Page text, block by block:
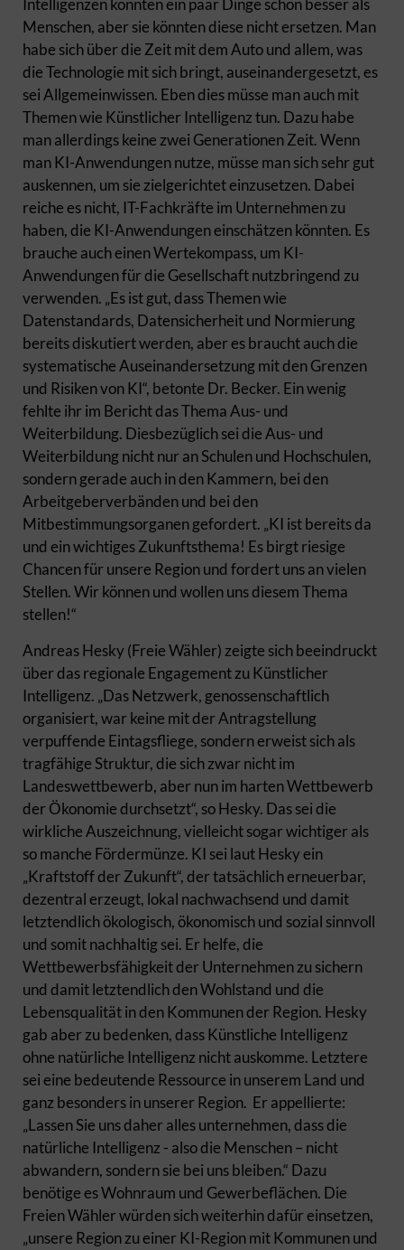
Intelligenzen könnten ein paar Dinge schon besser als
Menschen, aber sie könnten diese nicht ersetzen. Man
habe sich über die Zeit mit dem Auto und allem, was
die Technologie mit sich bringt, auseinandergesetzt, es
sei Allgemeinwissen. Eben dies müsse man auch mit
Themen wie Künstlicher Intelligenz tun. Dazu habe
man allerdings keine zwei Generationen Zeit. Wenn
man KI-Anwendungen nutze, müsse man sich sehr gut
auskennen, um sie zielgerichtet einzusetzen. Dabei
reiche es nicht, IT-Fachkräfte im Unternehmen zu
haben, die KI-Anwendungen einschätzen könnten. Es
brauche auch einen Wertekompass, um KI-
Anwendungen für die Gesellschaft nutzbringend zu
verwenden. „Es ist gut, dass Themen wie
Datenstandards, Datensicherheit und Normierung
bereits diskutiert werden, aber es braucht auch die
systematische Auseinandersetzung mit den Grenzen
und Risiken von KI“, betonte Dr. Becker. Ein wenig
fehlte ihr im Bericht das Thema Aus- und
Weiterbildung. Diesbezüglich sei die Aus- und
Weiterbildung nicht nur an Schulen und Hochschulen,
sondern gerade auch in den Kammern, bei den
Arbeitgeberverbänden und bei den
Mitbestimmungsorganen gefordert. „KI ist bereits da
und ein wichtiges Zukunftsthema! Es birgt riesige
Chancen für unsere Region und fordert uns an vielen
Stellen. Wir können und wollen uns diesem Thema
stellen!“
Andreas Hesky (Freie Wähler) zeigte sich beeindruckt
über das regionale Engagement zu Künstlicher
Intelligenz. „Das Netzwerk, genossenschaftlich
organisiert, war keine mit der Antragstellung
verpuffende Eintagsfliege, sondern erweist sich als
tragfähige Struktur, die sich zwar nicht im
Landeswettbewerb, aber nun im harten Wettbewerb
der Ökonomie durchsetzt“, so Hesky. Das sei die
wirkliche Auszeichnung, vielleicht sogar wichtiger als
so manche Fördermünze. KI sei laut Hesky ein
„Kraftstoff der Zukunft“, der tatsächlich erneuerbar,
dezentral erzeugt, lokal nachwachsend und damit
letztendlich ökologisch, ökonomisch und sozial sinnvoll
und somit nachhaltig sei. Er helfe, die
Wettbewerbsfähigkeit der Unternehmen zu sichern
und damit letztendlich den Wohlstand und die
Lebensqualität in den Kommunen der Region. Hesky
gab aber zu bedenken, dass Künstliche Intelligenz
ohne natürliche Intelligenz nicht auskomme. Letztere
sei eine bedeutende Ressource in unserem Land und
ganz besonders in unserer Region. Er appellierte:
„Lassen Sie uns daher alles unternehmen, dass die
natürliche Intelligenz - also die Menschen – nicht
abwandern, sondern sie bei uns bleiben.“ Dazu
benötige es Wohnraum und Gewerbeflächen. Die
Freien Wähler würden sich weiterhin dafür einsetzen,
„unsere Region zu einer KI-Region mit Kommunen und